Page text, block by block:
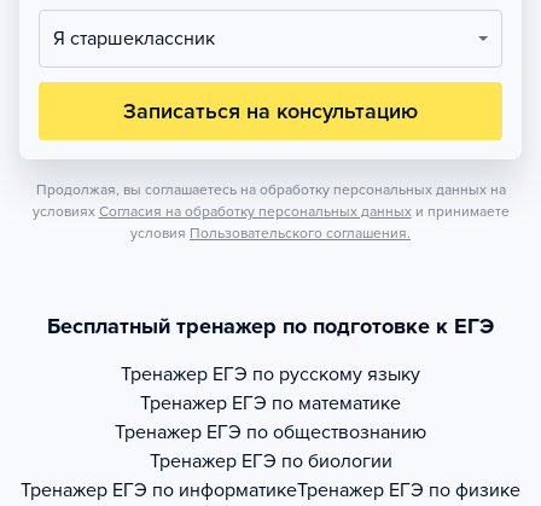
Я старшеклассник
Записаться на консультацию
Продолжая, вы соглашаетесь на обработку персональных данных на
условиях Согласия на обработку персональных данных и принимаете
условия Пользовательского соглашения.
Бесплатный тренажер по подготовке к ЕГЭ
Тренажер ЕГЭ по русскому языку
Тренажер ЕГЭ по математике
Тренажер ЕГЭ по обществознанию
Тренажер ЕГЭ по биологии
Тренажер ЕГЭ по информатикеТренажер ЕГЭ по физике